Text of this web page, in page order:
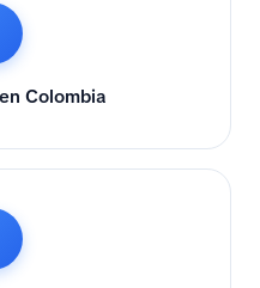
Colombia